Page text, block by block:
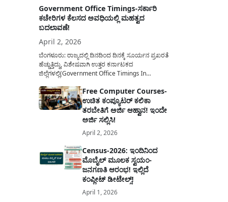
Government Office Timings-ಸರ್ಕಾರಿ
ಕಚೇರಿಗಳ ಕೆಲಸದ ಅವಧಿಯಲ್ಲಿ ಮಹತ್ವದ
ಬದಲಾವಣೆ!
April 2, 2026
ಬೆಂಗಳೂರು: ರಾಜ್ಯದಲ್ಲಿ ದಿನದಿಂದ ದಿನಕ್ಕೆ ಸೂರ್ಯನ ಪ್ರಖರತೆ
ಹೆಚ್ಚುತ್ತಿದ್ದು, ವಿಶೇಷವಾಗಿ ಉತ್ತರ ಕರ್ನಾಟಕದ
ಜಿಲ್ಲೆಗಳಲ್ಲಿ(Government Office Timings In
ಹಿನ್ನೆಲೆಯಲ್ಲಿ ಸರ್ಕಾರಿ ನೌಕರರ ಹಿತದೃಷ್ಟಿಯಿಂದ ಹಾಗೂ
ಸಾರ್ವಜನಿಕರ ಅನುಕೂಲಕ್ಕಾಗಿ ಕರ್ನಾಟಕ ಸರ್ಕಾರವು
ಮಹತ್ವದ ನಿರ್ಧಾರವೊಂದನ್ನು ಕೈಗೊಂಡಿದೆ. ಕಿತ್ತೂರು ಕರ್ನಾಟಕ
ಮತ್ತು ಕಲ್ಯಾಣ ಕರ್ನಾಟಕದ ಒಟ್ಟು 9 ಜಿಲ್ಲೆಗಳಲ್ಲಿ ಏಪ್ರಿಲ್...
Free Computer Courses-
ಉಚಿತ ಕಂಪ್ಯೂಟರ್ ಕಲಿಕಾ
ತರಬೇತಿಗೆ ಅರ್ಜಿ ಆಹ್ವಾನ! ಇಂದೇ
ಅರ್ಜಿ ಸಲ್ಲಿಸಿ!
April 2, 2026
Census-2026: ಇಂದಿನಿಂದ
ಮೊಬೈಲ್ ಮೂಲಕ ಸ್ವಯಂ-
ಜನಗಣತಿ ಆರಂಭ! ಇಲ್ಲಿದೆ
ಕಂಪ್ಲೀಟ್ ಡೀಟೇಲ್ಸ್!
April 1, 2026